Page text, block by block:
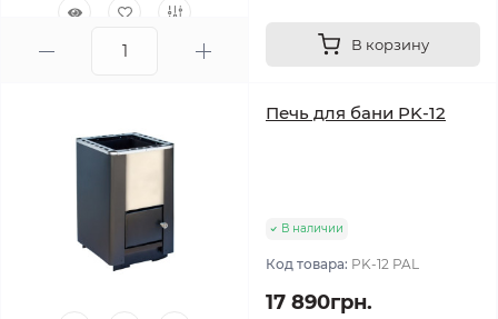
В корзину
Печь для бани PK-12
В наличии
Код товара: PK-12 PAL
17 890грн.